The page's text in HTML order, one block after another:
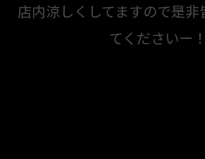
店内涼しくしてますので是
てくださいー！